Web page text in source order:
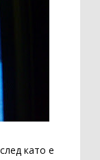
като е